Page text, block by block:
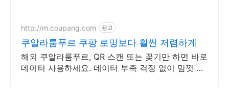
http://m.coupang.com 광고
쿠알라룸푸르 쿠팡 로밍보다 훨씬 저렴하게
해외 쿠알라룸푸르, QR 스캔 또는 꽂기만 하면 바로
데이터 사용하세요. 데이터 부족 걱정 없이 맘껏 사